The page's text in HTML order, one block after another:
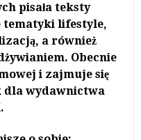
pisała teksty
tematyki lifestyle,
a również
Obecnie
i zajmuje się
dla wydawnictwa